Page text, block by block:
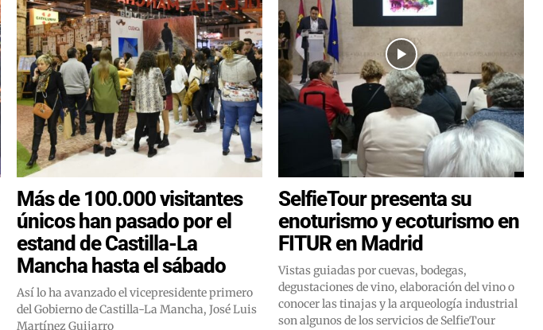
Más de 100.000 visitantes
únicos han pasado por el
estand de Castilla-La
Mancha hasta el sábado
Así lo ha avanzado el vicepresidente primero
del Gobierno de Castilla-La Mancha, José Luis
Martínez Guijarro
SelfieTour presenta su
enoturismo y ecoturismo en
FITUR en Madrid
Vistas guiadas por cuevas, bodegas,
degustaciones de vino, elaboración del vino o
conocer las tinajas y la arqueología industrial
son algunos de los servicios de SelfieTour